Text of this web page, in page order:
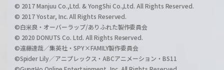
© 2017 Manjuu Co.,Ltd. & YongShi Co.,Ltd. All Rights Reserved.
© 2017 Yostar, Inc. All Rights Reserved.
©白米良・オーバーラップ/ありふれた製作委員会
© 2020 DONUTS Co. Ltd. All Rights Reserved.
©遠藤達哉／集英社・SPY×FAMILY製作委員会
©Spider Lily／アニプレックス・ABCアニメーション・BS11